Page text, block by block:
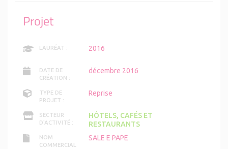
Projet
LAURÉAT : 2016
DATE DE
CRÉATION :
décembre 2016
TYPE DE
PROJET :
Reprise
SECTEUR
D'ACTIVITÉ :
HÔTELS, CAFÉS ET
RESTAURANTS
NOM
COMMERCIAL
SALE E PAPE